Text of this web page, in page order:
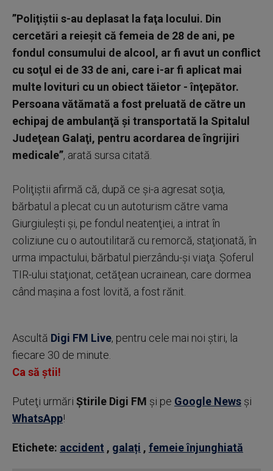
”Poliţiştii s-au deplasat la faţa locului. Din
cercetări a reieşit că femeia de 28 de ani, pe
fondul consumului de alcool, ar fi avut un conflict
cu soţul ei de 33 de ani, care i-ar fi aplicat mai
multe lovituri cu un obiect tăietor - înţepător.
Persoana vătămată a fost preluată de către un
echipaj de ambulanţă şi transportată la Spitalul
Judeţean Galaţi, pentru acordarea de îngrijiri
medicale”, arată sursa citată.
Poliţiştii afirmă că, după ce şi-a agresat soţia,
bărbatul a plecat cu un autoturism către vama
Giurgiuleşti şi, pe fondul neatenţiei, a intrat în
coliziune cu o autoutilitară cu remorcă, staţionată, în
urma impactului, bărbatul pierzându-şi viaţa. Şoferul
TIR-ului staţionat, cetăţean ucrainean, care dormea
când maşina a fost lovită, a fost rănit.
Ascultă Digi FM Live, pentru cele mai noi știri, la
fiecare 30 de minute.
Ca să știi!
Puteţi urmări Știrile Digi FM şi pe Google News şi
WhatsApp!
Etichete: accident , galați , femeie înjunghiată